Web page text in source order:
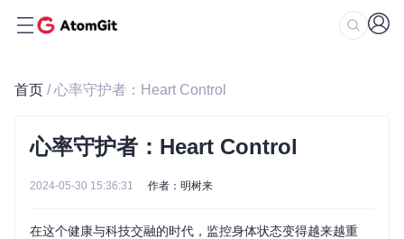
首页 / 心率守护者：Heart Control
心率守护者：Heart Control
2024-05-30 15:36:31 作者：明树来
在这个健康与科技交融的时代，监控身体状态变得越来越重